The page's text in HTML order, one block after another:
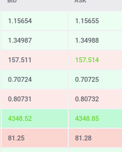
1.15654 1.15655
1.34987 1.34988
157.511 157.514
0.70724 0.70725
0.80731 0.80732
4348.52 4348.85
81.25 81.28